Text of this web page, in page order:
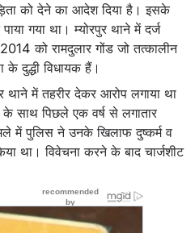
को देने का आदेश दिया है। इसके
गया था। म्‍योरपुर थाने में दर्ज
को रामदुलार गोंड जो तत्कालीन
के दुद्धी विधायक हैं।
में तहरीर देकर आरोप लगाया था
के साथ पिछले एक वर्ष से लगातार
में पुलिस ने उनके खिलाफ दुष्कर्म व
था। विवेचना करने के बाद चार्जशीट